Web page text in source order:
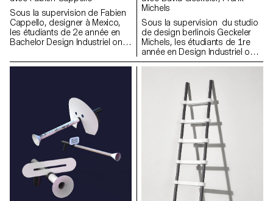
Sous la supervision de Fabien
Cappello, designer à Mexico,
les étudiants de 2e année en
Bachelor Design Industriel ont
cadre d'une semaine d'atelier.
Michels
Sous la supervision du studio
de design berlinois Geckeler
Michels, les étudiants de 1re
année en Design Industriel ont
été demandés de construire
polystyrène en une semaine.